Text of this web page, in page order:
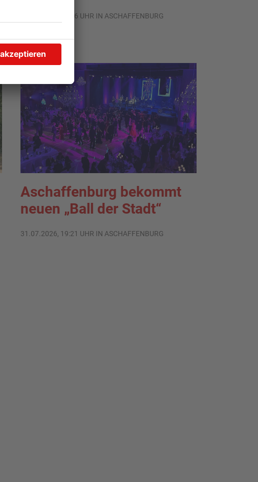
04.08.2026, 06:36 UHR IN ASCHAFFENBURG
Aschaffenburg bekommt
neuen „Ball der Stadt“
31.07.2026, 19:21 UHR IN ASCHAFFENBURG